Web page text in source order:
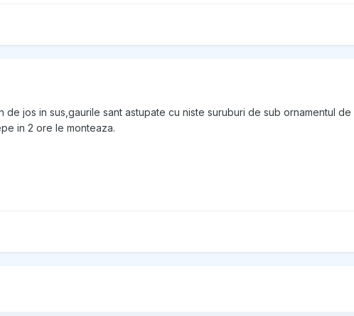
jos in sus,gaurile sant astupate cu niste suruburi de sub ornamentul
in 2 ore le monteaza.